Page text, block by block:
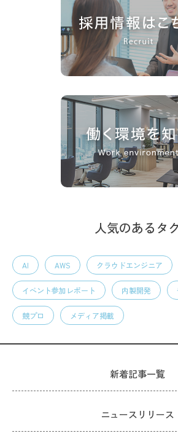
人気のあるタ
AI AWS クラウドエンジニア
イベント参加レポート 内製開発
競プロ メディア掲載
新着記事一覧
ニュースリリース